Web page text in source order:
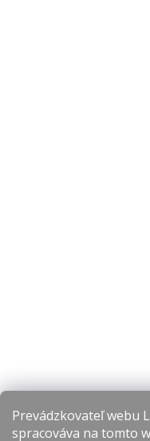
Prevádzkovateľ webu
spracováva na tomto